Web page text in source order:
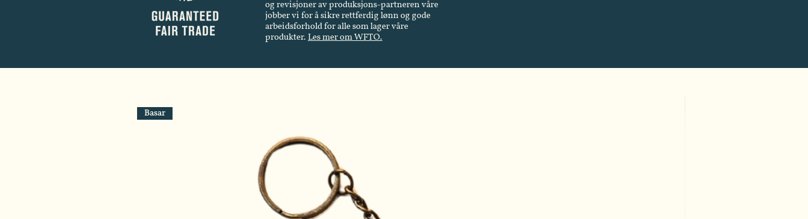
og revisjoner av produksjons-partneren våre
jobber vi for å sikre rettferdig lønn og gode
arbeidsforhold for alle som lager våre
produkter. Les mer om WFTO.
Basar